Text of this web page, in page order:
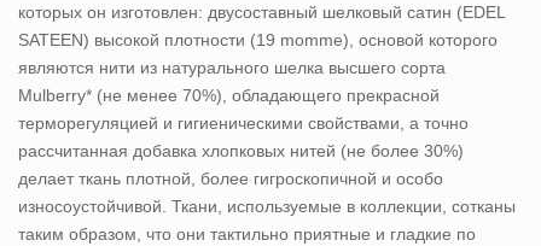
которых он изготовлен: двусоставный шелковый сатин (EDEL
SATEEN) высокой плотности (19 momme), основой которого
являются нити из натурального шелка высшего сорта
Mulberry* (не менее 70%), обладающего прекрасной
терморегуляцией и гигиеническими свойствами, а точно
рассчитанная добавка хлопковых нитей (не более 30%)
делает ткань плотной, более гигроскопичной и особо
износоустойчивой. Ткани, используемые в коллекции, сотканы
таким образом, что они тактильно приятные и гладкие по